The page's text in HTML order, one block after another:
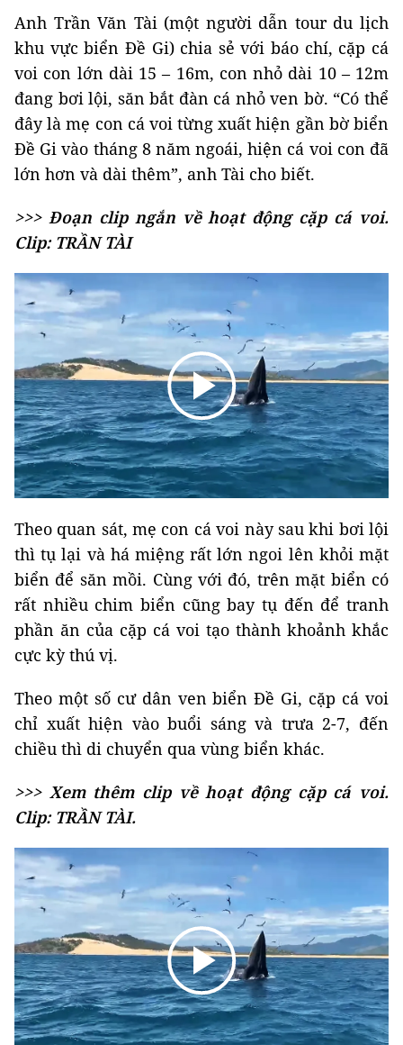
Anh Trần Văn Tài (một người dẫn tour du lịch
khu vực biển Đề Gi) chia sẻ với báo chí, cặp cá
voi con lớn dài 15 – 16m, con nhỏ dài 10 – 12m
đang bơi lội, săn bắt đàn cá nhỏ ven bờ. “Có thể
đây là mẹ con cá voi từng xuất hiện gần bờ biển
Đề Gi vào tháng 8 năm ngoái, hiện cá voi con đã
lớn hơn và dài thêm”, anh Tài cho biết.
>>> Đoạn clip ngắn về hoạt động cặp cá voi.
Clip: TRẦN TÀI
Theo quan sát, mẹ con cá voi này sau khi bơi lội
thì tụ lại và há miệng rất lớn ngoi lên khỏi mặt
biển để săn mồi. Cùng với đó, trên mặt biển có
rất nhiều chim biển cũng bay tụ đến để tranh
phần ăn của cặp cá voi tạo thành khoảnh khắc
cực kỳ thú vị.
Theo một số cư dân ven biển Đề Gi, cặp cá voi
chỉ xuất hiện vào buổi sáng và trưa 2-7, đến
chiều thì di chuyển qua vùng biển khác.
>>> Xem thêm clip về hoạt động cặp cá voi.
Clip: TRẦN TÀI.